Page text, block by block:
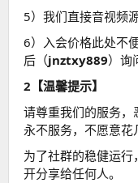
5）我们直接音视频
6）入会价格此处不
后（jnztxy889）询
2【温馨提示】
请尊重我们的服务，
永不服务，不愿意花
为了社群的稳健运
开分享给任何人。